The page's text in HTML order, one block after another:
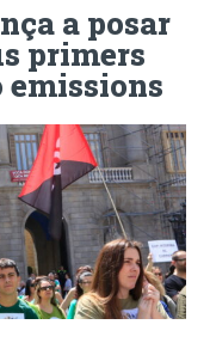
a posar
primers
emissions